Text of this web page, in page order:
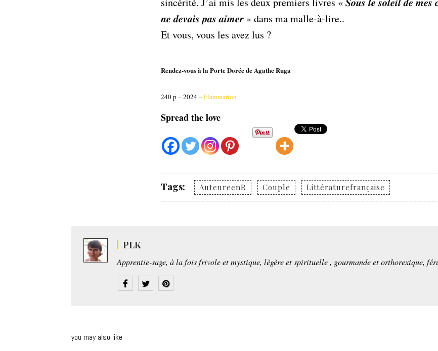
𝒏𝒆 𝒅𝒆𝒗𝒂𝒊𝒔 𝒑𝒂𝒔 𝒂𝒊𝒎𝒆𝒓 » dans ma malle-à-lire..
Et vous, vous les avez lus ?
Rendez-vous à la Porte Dorée de Agathe Ruga
240 p – 2024 –Flammarion
Spread the love
Tags: AuteureenR Couple Littératurefrançaise
PLK
Apprentie-sage, à la fois frivole et mystique, lègère et spirituelle , gourmande et orthorexique,
you may also like